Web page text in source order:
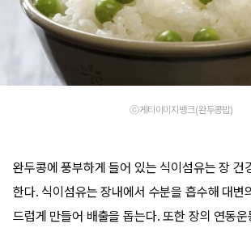
ⓒ게티이미지뱅크(완두콩밥)
완두콩에 풍부하게 들어 있는 식이섬유는 장 건
한다. 식이섬유는 장내에서 수분을 흡수해 대변
드럽게 만들어 배출을 돕는다. 또한 장의 연동